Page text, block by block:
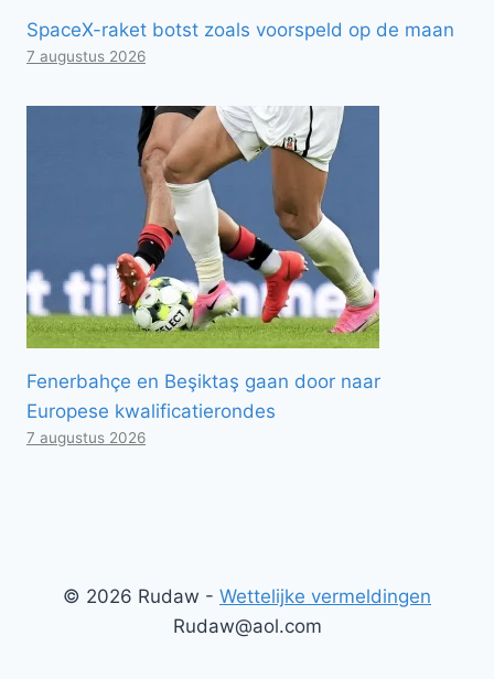
SpaceX-raket botst zoals voorspeld op de maan
7 augustus 2026
Fenerbahçe en Beşiktaş gaan door naar
Europese kwalificatierondes
7 augustus 2026
© 2026 Rudaw - Wettelijke vermeldingen
Rudaw@aol.com